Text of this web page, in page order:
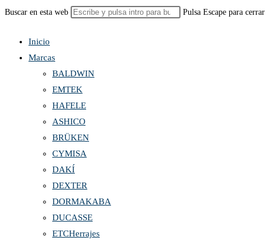
Buscar en esta web Pulsa Escape para
Inicio
Marcas
BALDWIN
EMTEK
HAFELE
ASHICO
BRÜKEN
CYMISA
DAKÍ
DEXTER
DORMAKABA
DUCASSE
ETCHerrajes